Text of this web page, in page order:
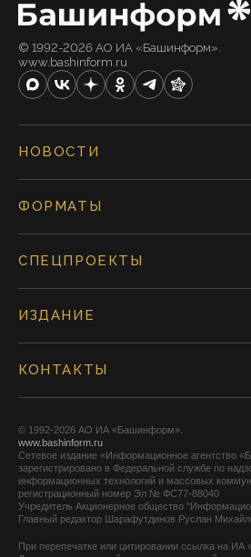
© 1992-2026 АО ИА «Башинформ».
www.bashinform.ru
НОВОСТИ
ФОРМАТЫ
СПЕЦПРОЕКТЫ
ИЗДАНИЕ
КОНТАКТЫ
© 1992-2026 АО ИА «Башинформ».
www.bashinform.ru
Сетевое издание «Информационное агентство
зарегистрировано в Федеральной службе по
информационных технологий и массовых
регистрационный номер Эл № ФС77-88040
Учредитель Акционерное общество
Главный редактор Шарафутдинов Руслан
При перепечатке или цитировании ссылка на ИА